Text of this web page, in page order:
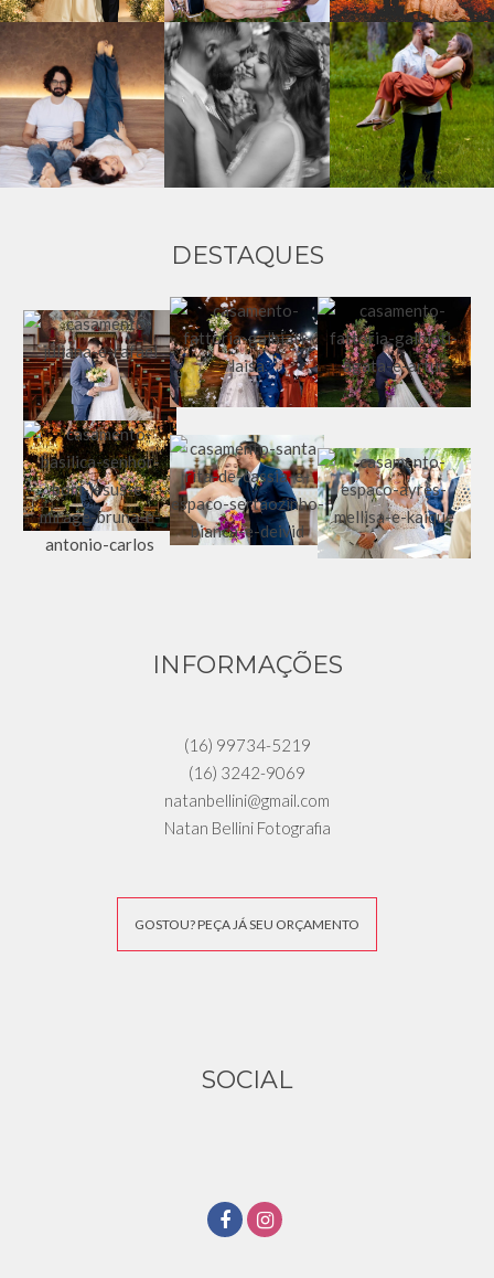
DESTAQUES
INFORMAÇÕES
(16) 99734-5219
(16) 3242-9069
natanbellini@gmail.com
Natan Bellini Fotografia
GOSTOU? PEÇA JÁ SEU ORÇAMENTO
SOCIAL